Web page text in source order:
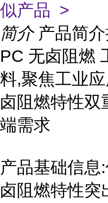
似产品 >
简介 产品简
PC 无卤阻燃
料,聚焦工业
卤阻燃特性双
端需求
产品基础信息
卤阻燃特性突